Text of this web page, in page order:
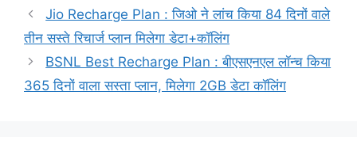
Jio Recharge Plan : जिओ ने लांच किया 84 दिनों वाले
तीन सस्ते रिचार्ज प्लान मिलेगा डेटा+कॉलिंग
BSNL Best Recharge Plan : बीएसएनएल लॉन्च किया
365 दिनों वाला सस्ता प्लान, मिलेगा 2GB डेटा कॉलिंग